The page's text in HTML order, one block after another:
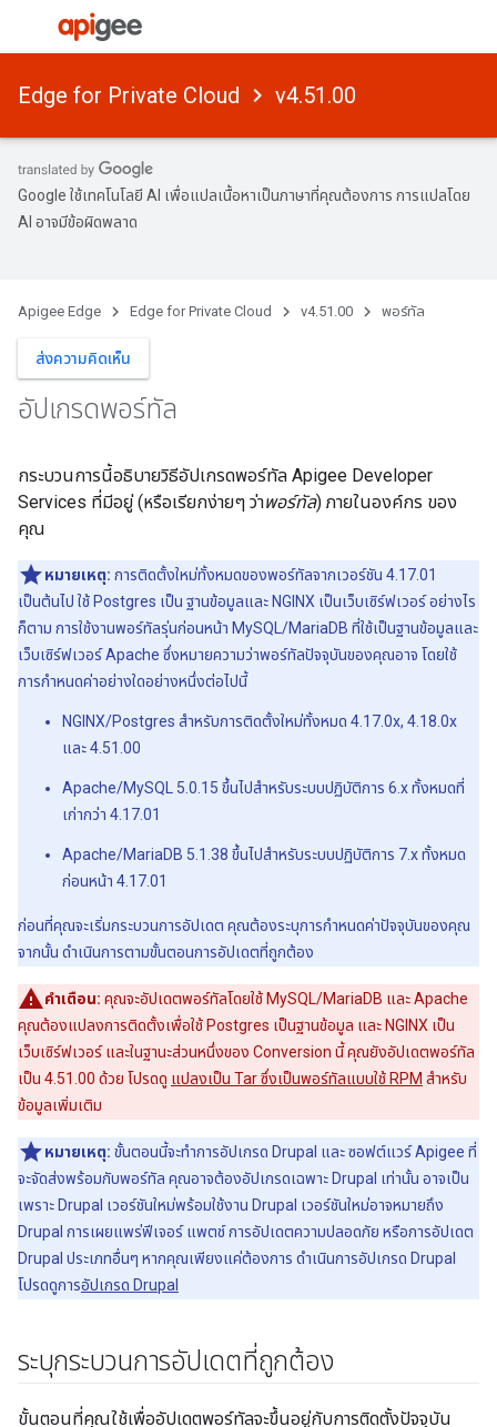
Edge for Private Cloud v4.51.00
Google ใช้เทคโนโลยี AI เพื่อแปลเนื้อหาเป็นภาษาที่คุณต้องการ การแปลโดย
AI อาจมีข้อผิดพลาด
Apigee Edge Edge for Private Cloud v4.51.00 พอร์ทัล
ส่งความคิดเห็น
อัปเกรดพอร์ทัล
กระบวนการนี้อธิบายวิธีอัปเกรดพอร์ทัล Apigee Developer
Services ที่มีอยู่ (หรือเรียกง่ายๆ ว่าพอร์ทัล) ภายในองค์กร ของ
คุณ
หมายเหตุ: การติดตั้งใหม่ทั้งหมดของพอร์ทัลจากเวอร์ชัน 4.17.01
เป็นต้นไป ใช้ Postgres เป็น ฐานข้อมูลและ NGINX เป็นเว็บเซิร์ฟเวอร์ อย่างไร
ก็ตาม การใช้งานพอร์ทัลรุ่นก่อนหน้า MySQL/MariaDB ที่ใช้เป็นฐานข้อมูลและ
เว็บเซิร์ฟเวอร์ Apache ซึ่งหมายความว่าพอร์ทัลปัจจุบันของคุณอาจ โดยใช้
การกำหนดค่าอย่างใดอย่างหนึ่งต่อไปนี้
NGINX/Postgres สำหรับการติดตั้งใหม่ทั้งหมด 4.17.0x, 4.18.0x
และ 4.51.00
Apache/MySQL 5.0.15 ขึ้นไปสำหรับระบบปฏิบัติการ 6.x ทั้งหมดที่
เก่ากว่า 4.17.01
Apache/MariaDB 5.1.38 ขึ้นไปสำหรับระบบปฏิบัติการ 7.x ทั้งหมด
ก่อนหน้า 4.17.01
ก่อนที่คุณจะเริ่มกระบวนการอัปเดต คุณต้องระบุการกำหนดค่าปัจจุบันของคุณ
จากนั้น ดำเนินการตามขั้นตอนการอัปเดตที่ถูกต้อง
คำเตือน: คุณจะอัปเดตพอร์ทัลโดยใช้ MySQL/MariaDB และ Apache
คุณต้องแปลงการติดตั้งเพื่อใช้ Postgres เป็นฐานข้อมูล และ NGINX เป็น
เว็บเซิร์ฟเวอร์ และในฐานะส่วนหนึ่งของ Conversion นี้ คุณยังอัปเดตพอร์ทัล
เป็น 4.51.00 ด้วย โปรดดู แปลงเป็น Tar ซึ่งเป็นพอร์ทัลแบบใช้ RPM สำหรับ
ข้อมูลเพิ่มเติม
หมายเหตุ: ขั้นตอนนี้จะทำการอัปเกรด Drupal และ ซอฟต์แวร์ Apigee ที่
จะจัดส่งพร้อมกับพอร์ทัล คุณอาจต้องอัปเกรดเฉพาะ Drupal เท่านั้น อาจเป็น
เพราะ Drupal เวอร์ชันใหม่พร้อมใช้งาน Drupal เวอร์ชันใหม่อาจหมายถึง
Drupal การเผยแพร่ฟีเจอร์ แพตช์ การอัปเดตความปลอดภัย หรือการอัปเดต
Drupal ประเภทอื่นๆ หากคุณเพียงแค่ต้องการ ดำเนินการอัปเกรด Drupal
โปรดดูการอัปเกรด Drupal
ระบุกระบวนการอัปเดตที่ถูกต้อง
ขั้นตอนที่คุณใช้เพื่ออัปเดตพอร์ทัลจะขึ้นอยู่กับการติดตั้งปัจจุบัน